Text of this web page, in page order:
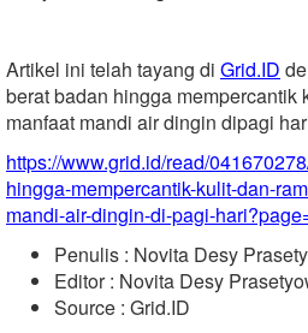
Artikel ini telah tayang di Grid.ID
berat badan hingga mempercantik
manfaat mandi air dingin dipagi
https://www.grid.id/read/
hingga-mempercantik-kulit-dan-
mandi-air-dingin-di-pagi-
Penulis : Novita Desy
Editor : Novita Desy
Source : Grid.ID